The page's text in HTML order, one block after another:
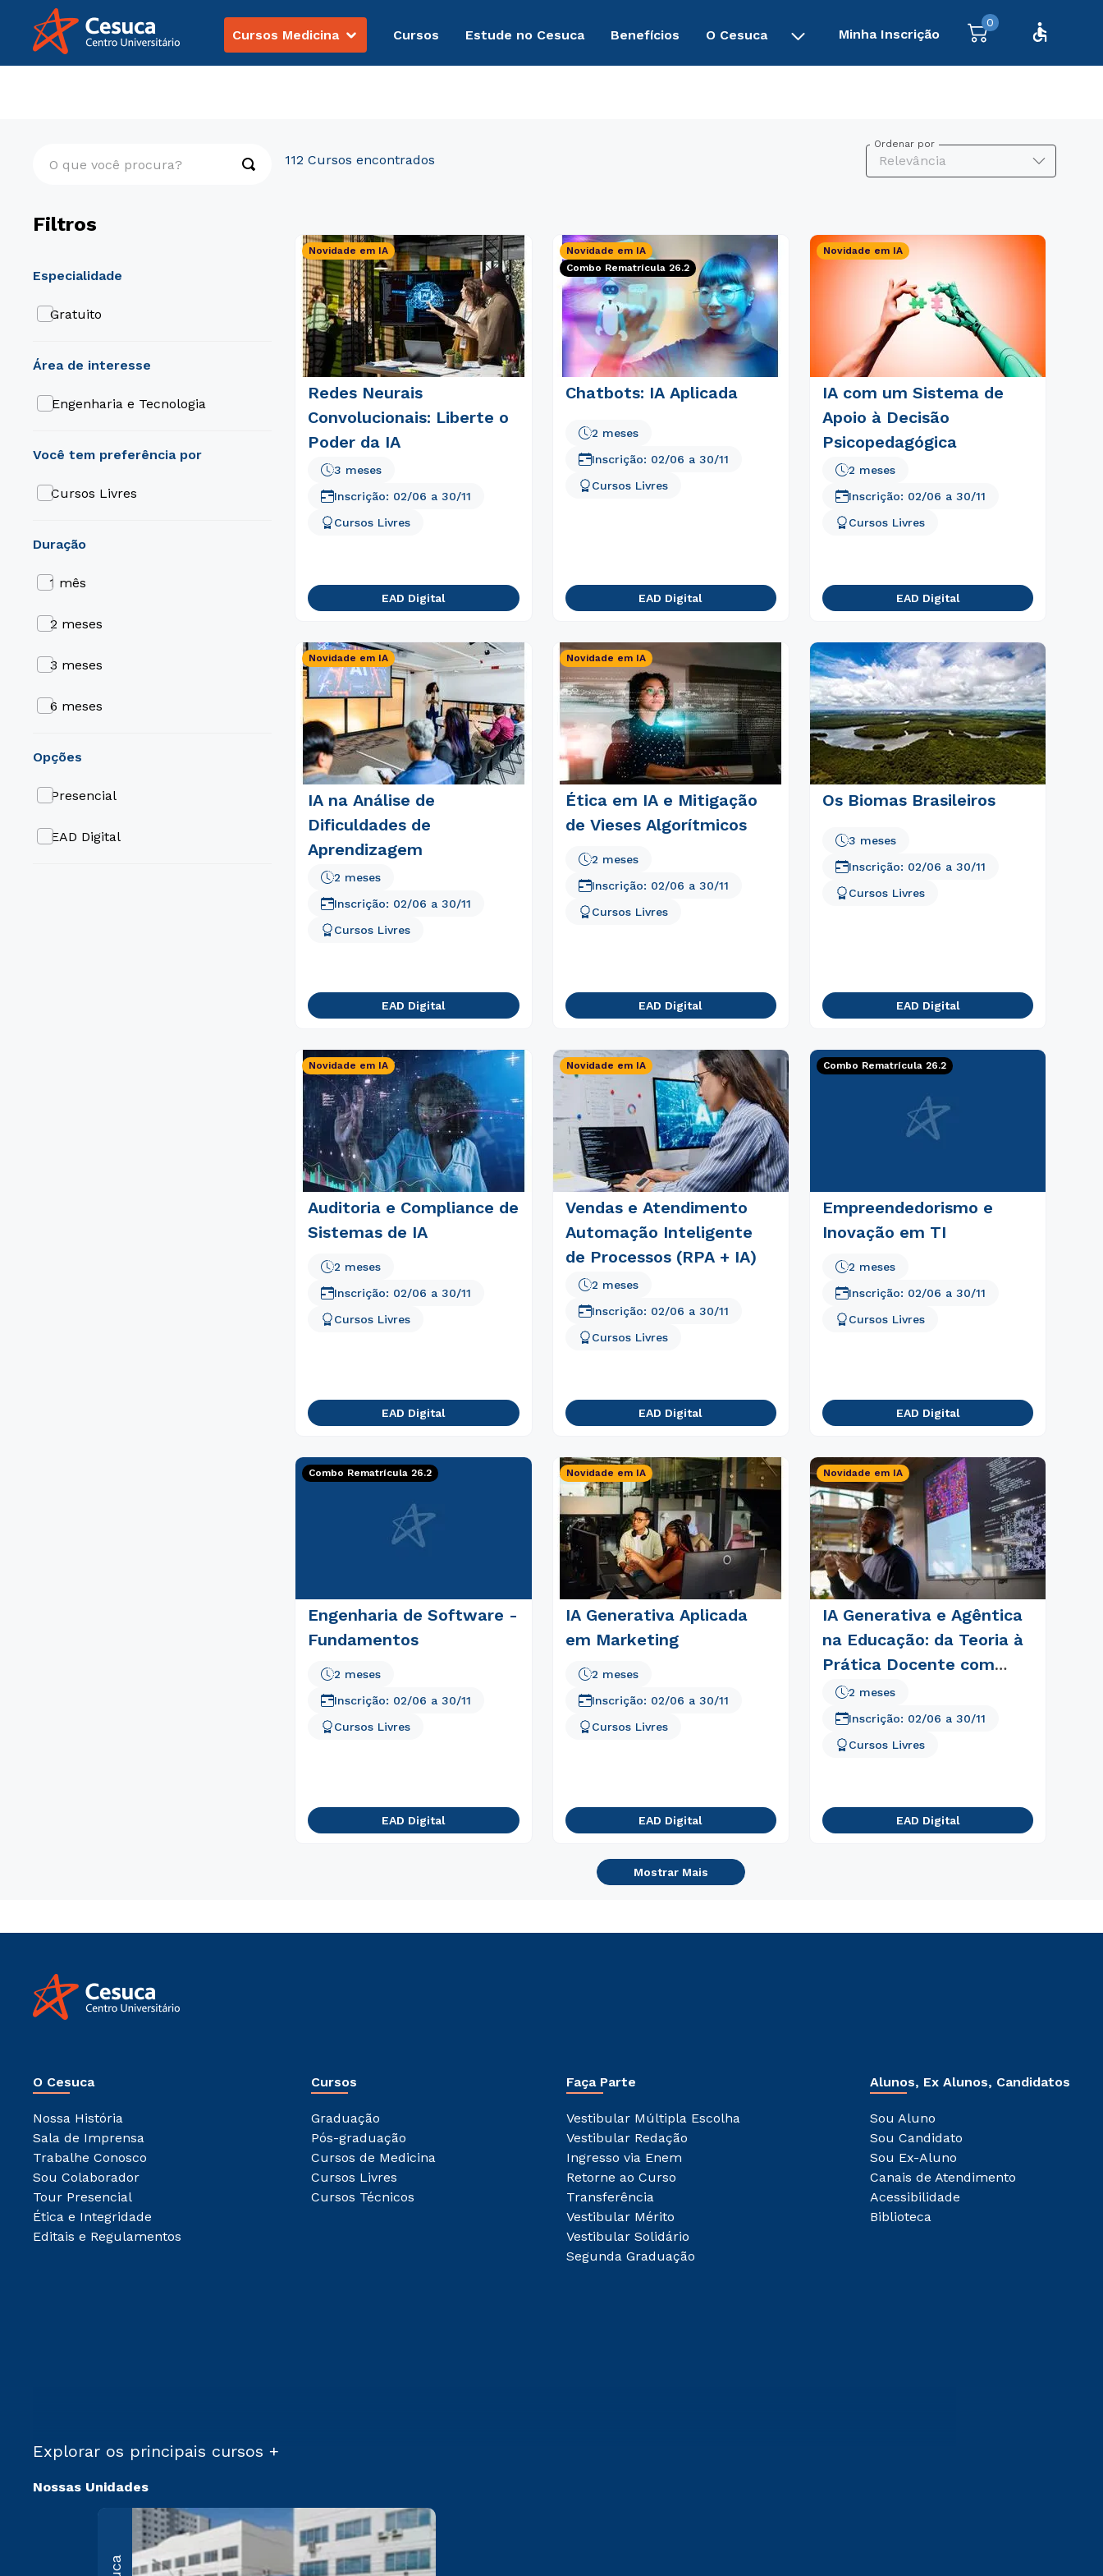
Cursos Medicina Cursos Estude no Cesuca Benefícios O Cesuca Minha Inscrição
0
Filtros
área de interesse
Engenharia e Tecnologia
duração
1 mês
2 meses
3 meses
6 meses
especialidade
Gratuito
opções
Presencial
EAD Digital
Cursos Livres
112
Ordenar por
Relevância
Novidade em IA
Redes Neurais
Convolucionais: Liberte o
Poder da IA
3 meses
Cursos Livres
Inscrição: 02/06 a 30/11
EAD Digital
Novidade em IA
Combo Rematrícula 26.2
Chatbots: IA Aplicada
2 meses
Cursos Livres
Inscrição: 02/06 a 30/11
EAD Digital
Novidade em IA
IA com um Sistema de
Apoio à Decisão
Psicopedagógica
Cursos Livres
2 meses
Inscrição: 02/06 a 30/11
EAD Digital
Novidade em IA
IA na Análise de
Dificuldades de
Aprendizagem
2 meses
Cursos Livres
Inscrição: 02/06 a 30/11
EAD Digital
Novidade em IA
Ética em IA e Mitigação
de Vieses Algorítmicos
2 meses
Cursos Livres
Inscrição: 02/06 a 30/11
EAD Digital
Os Biomas Brasileiros
Cursos Livres
3 meses
Inscrição: 02/06 a 30/11
EAD Digital
Novidade em IA
Auditoria e Compliance de
Sistemas de IA
2 meses
Cursos Livres
Inscrição: 02/06 a 30/11
EAD Digital
Novidade em IA
Vendas e Atendimento
Automação Inteligente
de Processos (RPA + IA)
Cursos Livres
2 meses
Inscrição: 02/06 a 30/11
EAD Digital
Combo Rematrícula 26.2
Empreendedorismo e
Inovação em TI
2 meses
Cursos Livres
Inscrição: 02/06 a 30/11
EAD Digital
Combo Rematrícula 26.2
Engenharia de Software -
Fundamentos
2 meses
Cursos Livres
Inscrição: 02/06 a 30/11
EAD Digital
Novidade em IA
IA Generativa Aplicada
em Marketing
2 meses
Cursos Livres
Inscrição: 02/06 a 30/11
EAD Digital
Novidade em IA
IA Generativa e Agêntica
na Educação: da Teoria à
Prática Docente com
TPACK e BNCC
2 meses
Cursos Livres
Inscrição: 02/06 a 30/11
EAD Digital
Mostrar Mais
O Cesuca
Nossa História
Sala de Imprensa
Trabalhe Conosco
Sou Colaborador
Tour Presencial
Ética e Integridade
Editais e Regulamentos
Cursos
Graduação
Pós-graduação
Cursos de Medicina
Cursos Livres
Cursos Técnicos
Faça Parte
Vestibular Múltipla Escolha
Vestibular Redação
Ingresso via Enem
Retorne ao Curso
Transferência
Vestibular Mérito
Vestibular Solidário
Segunda Graduação
Alunos, Ex Alunos, Candidatos
Sou Aluno
Sou Candidato
Sou Ex-Aluno
Canais de Atendimento
Acessibilidade
Biblioteca
Explorar os principais cursos +
Nossas Unidades
Estou de acordo com a Política de Privacidade.e
autorizo que meus dados sejam utilizados para o
envio de conteúdos do Cesuca.